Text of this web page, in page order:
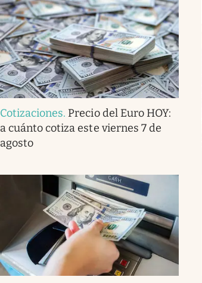
Cotizaciones. Precio del Euro HOY:
a cuánto cotiza este viernes 7 de
agosto